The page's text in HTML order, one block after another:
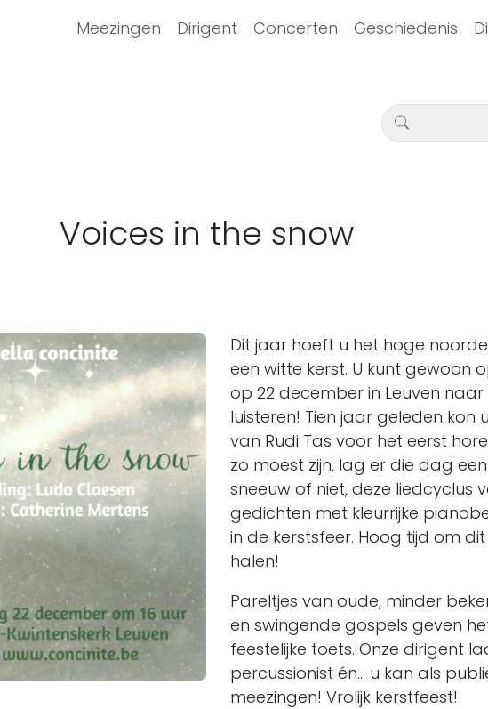
Main navigation
Meezingen Dirigent Concerten Geschiedenis
Voices in the snow
Dit jaar hoeft u het hoge
een witte kerst. U kunt gewoon
op 22 december in Leuven naar
luisteren! Tien jaar geleden kon
van Rudi Tas voor het eerst
zo moest zijn, lag er die dag
sneeuw of niet, deze liedcyclus
gedichten met kleurrijke
in de kerstsfeer. Hoog tijd om
halen!
Pareltjes van oude, minder
en swingende gospels geven
feestelijke toets. Onze dirigent
percussionist én… u kan als
meezingen! Vrolijk kerstfeest!